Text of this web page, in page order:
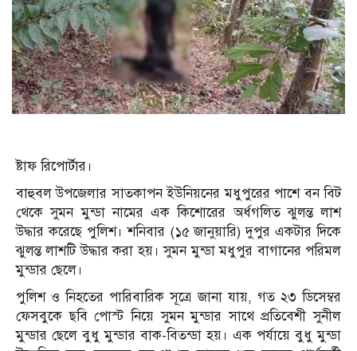
ষ্টাফ রিপোর্টার।
বাহুবল উপজেলার সাতকাপন ইউনিয়নের মধুপুরের পাশে বন বিট
থেকে সুমন মুন্ডা নামের এক কিশোরের অর্ধগলিত ঝুলন্ত লাশ
উদ্ধার করেছে পুলিশ। শনিবার (১৫ জানুয়ারি) দুপুর একটার দিকে
ঝুলন্ত লাশটি উদ্ধার করা হয়। সুমন মুন্ডা মধুপুর বাগানের পরিমল
মুন্ডার ছেলে।
পুলিশ ও নিহতের পারিবারিক সূত্রে জানা যায়, গত ২৩ ডিসেম্বর
ফেসবুকে ছবি পোস্ট নিয়ে সুমন মুন্ডার সাথে প্রতিবেশী সুনীল
মুন্ডার ছেলে বুধু মুন্ডার বাক-বিতন্ডা হয়। এক পর্যায়ে বুধু মুন্ডা